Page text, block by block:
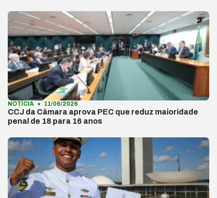
NOTÍCIA 11/06/2026
CCJ da Câmara aprova PEC que reduz maioridade
penal de 18 para 16 anos